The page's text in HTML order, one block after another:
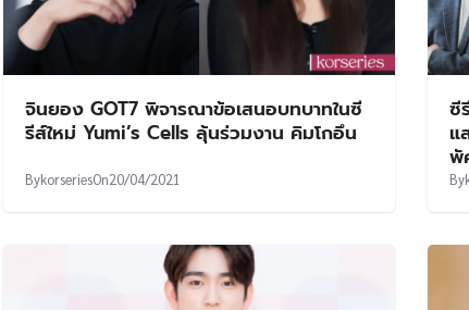
จินยอง GOT7 พิจารณาข้อเสนอบทบาทในซี
รีส์ใหม่ Yumi’s Cells ลุ้นร่วมงาน คิมโกอึน
BykorseriesOn20/04/2021
ซี
แ
พั
By